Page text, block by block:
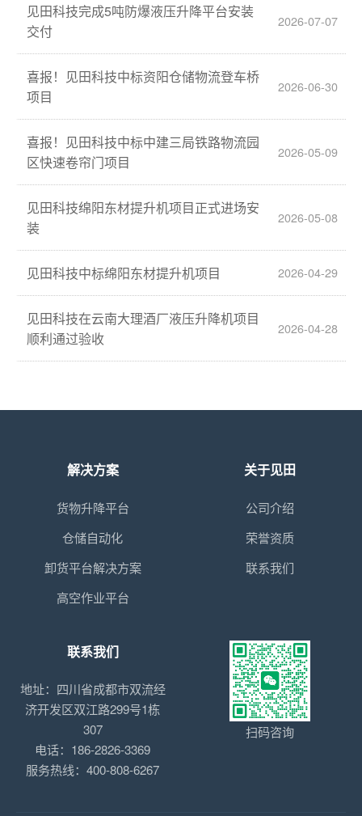
见田科技完成5吨防爆液压升降平台安装
交付
2026-07-07
喜报！见田科技中标资阳仓储物流登车桥
项目
2026-06-30
喜报！见田科技中标中建三局铁路物流园
区快速卷帘门项目
2026-05-09
见田科技绵阳东材提升机项目正式进场安
装
2026-05-08
见田科技中标绵阳东材提升机项目 2026-04-29
见田科技在云南大理酒厂液压升降机项目
顺利通过验收
2026-04-28
解决方案
货物升降平台
仓储自动化
卸货平台解决方案
高空作业平台
关于见田
公司介绍
荣誉资质
联系我们
联系我们
地址：四川省成都市双流经
济开发区双江路299号1栋
307
电话：186-2826-3369
服务热线：400-808-6267
扫码咨询